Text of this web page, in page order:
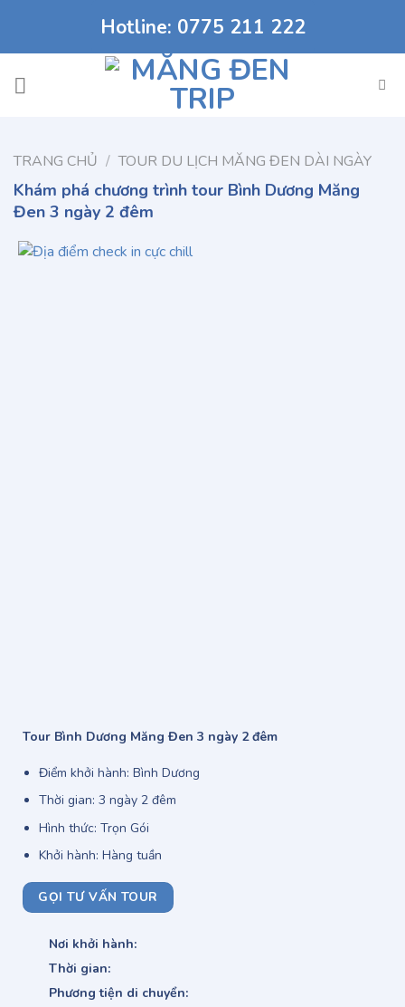
nội
dung
Hotline: 0775 211 222
TRANG CHỦ / TOUR DU LỊCH MĂNG ĐEN DÀI NGÀY
Khám phá chương trình tour Bình Dương Măng
Đen 3 ngày 2 đêm
Tour Bình Dương Măng Đen 3 ngày 2 đêm
Điểm khởi hành: Bình Dương
Thời gian: 3 ngày 2 đêm
Hình thức: Trọn Gói
Khởi hành: Hàng tuần
GỌI TƯ VẤN TOUR
Nơi khởi hành:
Thời gian:
Phương tiện di chuyển: